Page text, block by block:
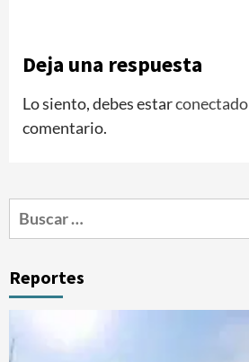
Deja una respuesta
Lo siento, debes estarconectado
comentario.
Buscar:
Reportes